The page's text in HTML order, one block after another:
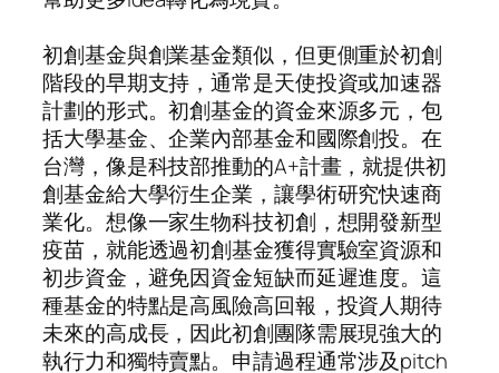
初創基金與創業基金類似，但更側重於初創
階段的早期支持，通常是天使投資或加速器
計劃的形式。初創基金的資金來源多元，包
括大學基金、企業內部基金和國際創投。在
台灣，像是科技部推動的A+計畫，就提供初
創基金給大學衍生企業，讓學術研究快速商
業化。想像一家生物科技初創，想開發新型
疫苗，就能透過初創基金獲得實驗室資源和
初步資金，避免因資金短缺而延遲進度。這
種基金的特點是高風險高回報，投資人期待
未來的高成長，因此初創團隊需展現強大的
執行力和獨特賣點。申請過程通常涉及pitch